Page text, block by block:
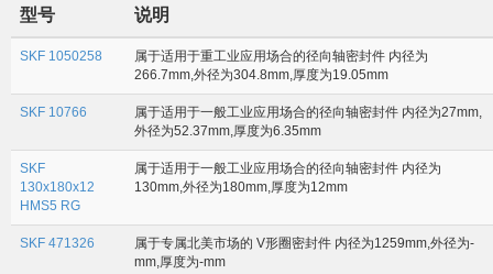
型号 说明
SKF 1050258
属于适用于重工业应用场合的径向轴密封件 内径为
266.7mm,外径为304.8mm,厚度为19.05mm
SKF 10766
属于适用于一般工业应用场合的径向轴密封件 内径为27mm,
外径为52.37mm,厚度为6.35mm
SKF
130x180x12
HMS5 RG
属于适用于一般工业应用场合的径向轴密封件 内径为
130mm,外径为180mm,厚度为12mm
SKF 471326
属于专属北美市场的 V形圈密封件 内径为1259mm,外径为-
mm,厚度为-mm